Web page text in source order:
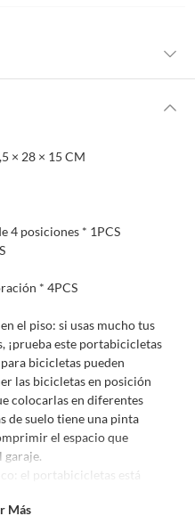
categorías que no tienen este
no puedan ser devueltos,
rapidez.
recibes el producto
etiquetas y sin uso, tal como te lo
a través de una descarga
de experiencia o programas
a medida.
como imperfectos, usados,
selección, remanufacturados o
comprados en esa condición a
× 28 × 15 CM
4 posiciones * 1PCS
* 4PCS
el piso: si usas mucho tus
¡prueba este portabicicletas
bicicletas pueden
las bicicletas en posición
colocarlas en diferentes
de suelo tiene una pinta
el espacio que
garaje.
el portabicicletas está
para la mayoría de
Más